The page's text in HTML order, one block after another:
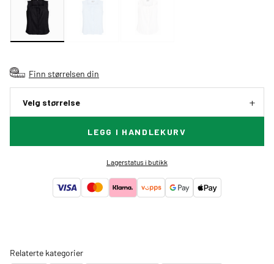
Finn størrelsen din
Velg størrelse
LEGG I HANDLEKURV
Lagerstatus i butikk
Relaterte kategorier